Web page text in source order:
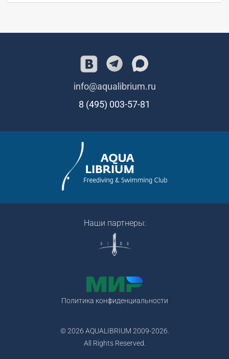
info@aqualibrium.ru
8 (495) 003-57-81
Наши партнеры:
Политика конфиденциальности
© 2026 AQUALIBRIUM 2009-2026.
All Rights Reserved.